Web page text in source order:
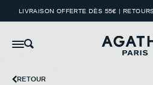
LIVRAISON OFFERTE DÈS 55€ |
RETOUR